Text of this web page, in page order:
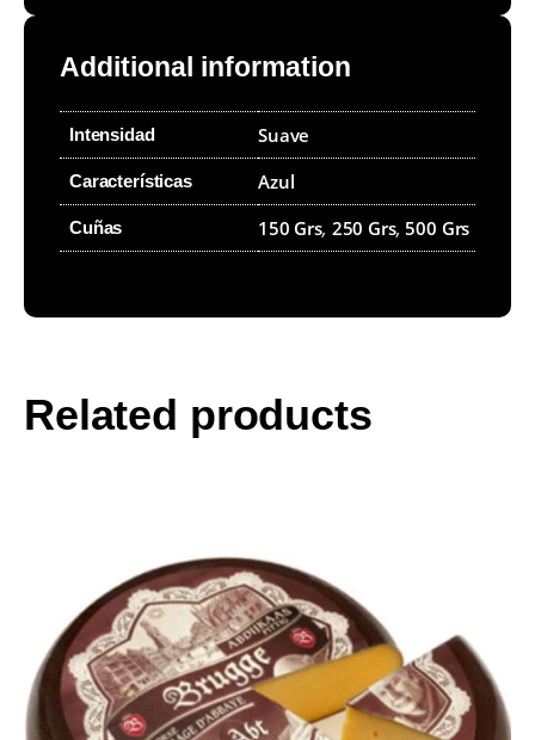
Additional information
Intensidad Suave
Características Azul
Cuñas 150 Grs, 250 Grs,500 Grs
Related products